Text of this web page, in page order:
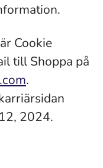
Cookie
till Shoppa på
.
2024.